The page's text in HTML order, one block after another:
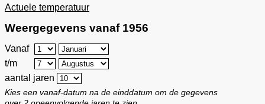
Actuele temperatuur
Weergegevens vanaf 1956
Vanaf
t/m
aantal jaren
Kies een vanaf-datum na de einddatum om de gegevens